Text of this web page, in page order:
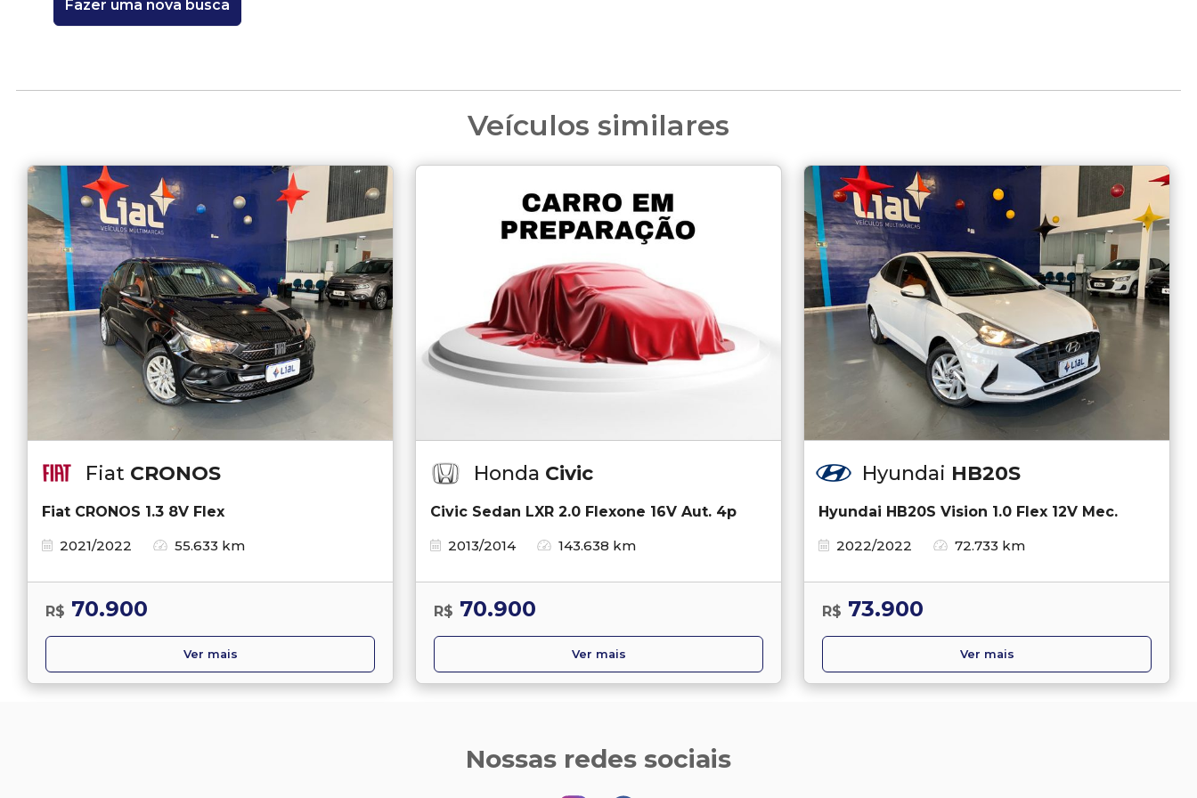
Fazer uma nova busca
Veículos similares
Fiat CRONOS
Fiat CRONOS 1.3 8V Flex
2021/2022
55.633 km
R$ 70.900
Ver mais
Honda Civic
Civic Sedan LXR 2.0 Flexone 16V Aut. 4p
2013/2014
143.638 km
R$ 70.900
Ver mais
Hyundai HB20S
Hyundai HB20S Vision 1.0 Flex 12V Mec.
2022/2022
72.733 km
R$ 73.900
Ver mais
Nossas redes sociais